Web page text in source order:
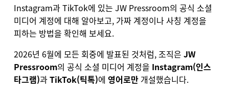
Instagram과 TikTok에 있는 JW Pressroom의 공식 소셜
미디어 계정에 대해 알아보고, 가짜 계정이나 사칭 계정을
피하는 방법을 확인해 보세요.
2026년 6월에 모든 회중에 발표된 것처럼, 조직은 JW
Pressroom의 공식 소셜 미디어 계정을 Instagram(인스
타그램)과TikTok(틱톡)에 영어로만 개설했습니다.